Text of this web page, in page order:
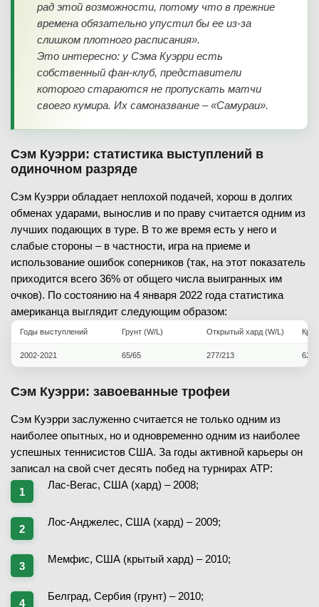
рад этой возможности, потому что в прежние
времена обязательно упустил бы ее из-за
слишком плотного расписания».
Это интересно: у Сэма Куэрри есть
собственный фан-клуб, представители
которого стараются не пропускать матчи
своего кумира. Их самоназвание – «Самураи».
Сэм Куэрри: статистика выступлений в
одиночном разряде
Сэм Куэрри обладает неплохой подачей, хорош в долгих
обменах ударами, вынослив и по праву считается одним из
лучших подающих в туре. В то же время есть у него и
слабые стороны – в частности, игра на приеме и
использование ошибок соперников (так, на этот показатель
приходится всего 36% от общего числа выигранных им
очков). По состоянию на 4 января 2022 года статистика
американца выглядит следующим образом:
Годы выступлений Грунт (W/L) Открытый хард (W/L)
2002-2021 65/65 277/213 62/
Сэм Куэрри: завоеванные трофеи
Сэм Куэрри заслуженно считается не только одним из
наиболее опытных, но и одновременно одним из наиболее
успешных теннисистов США. За годы активной карьеры он
записал на свой счет десять побед на турнирах ATP:
Лас-Вегас, США (хард) – 2008;
Лос-Анджелес, США (хард) – 2009;
Мемфис, США (крытый хард) – 2010;
Белград, Сербия (грунт) – 2010;